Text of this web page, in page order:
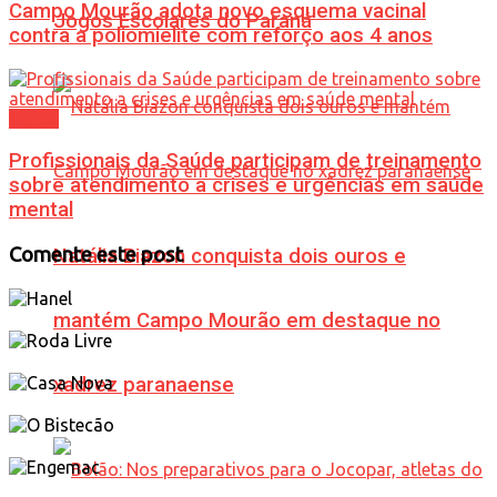
Jogos Escolares do Paraná
Natália Biazon conquista dois ouros e
mantém Campo Mourão em destaque no
xadrez paranaense
Campo Mourão adota novo esquema vacinal
contra a poliomielite com reforço aos 4 anos
Profissionais da Saúde participam de treinamento
sobre atendimento a crises e urgências em saúde
mental
Comente este post